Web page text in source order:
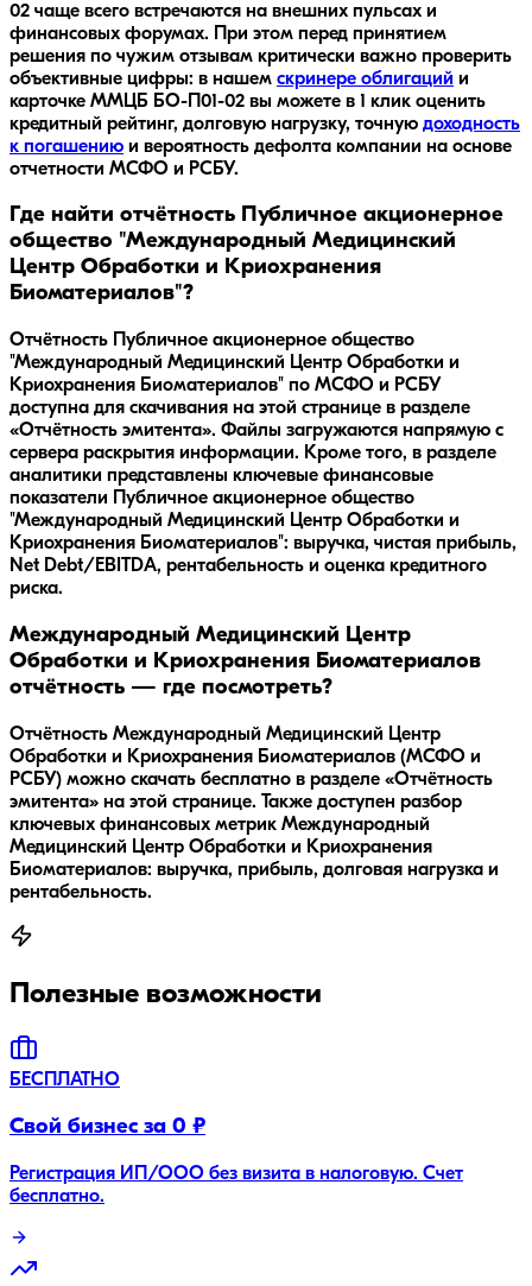
02 чаще всего встречаются на внешних пульсах и
финансовых форумах. При этом перед принятием
решения по чужим отзывам критически важно проверить
объективные цифры: в нашем скринере облигаций и
карточке ММЦБ БО-П01-02 вы можете в 1 клик оценить
кредитный рейтинг, долговую нагрузку, точную доходность
к погашению и вероятность дефолта компании на основе
отчетности МСФО и РСБУ.
Где найти отчётность Публичное акционерное
общество "Международный Медицинский
Центр Обработки и Криохранения
Биоматериалов"?
Отчётность Публичное акционерное общество
"Международный Медицинский Центр Обработки и
Криохранения Биоматериалов" по МСФО и РСБУ
доступна для скачивания на этой странице в разделе
«Отчётность эмитента». Файлы загружаются напрямую с
сервера раскрытия информации. Кроме того, в разделе
аналитики представлены ключевые финансовые
показатели Публичное акционерное общество
"Международный Медицинский Центр Обработки и
Криохранения Биоматериалов": выручка, чистая прибыль,
Net Debt/EBITDA, рентабельность и оценка кредитного
риска.
Международный Медицинский Центр
Обработки и Криохранения Биоматериалов
отчётность — где посмотреть?
Отчётность Международный Медицинский Центр
Обработки и Криохранения Биоматериалов (МСФО и
РСБУ) можно скачать бесплатно в разделе «Отчётность
эмитента» на этой странице. Также доступен разбор
ключевых финансовых метрик Международный
Медицинский Центр Обработки и Криохранения
Биоматериалов: выручка, прибыль, долговая нагрузка и
рентабельность.
Полезные возможности
БЕСПЛАТНО
Свой бизнес за 0 ₽
Регистрация ИП/ООО без визита в налоговую. Счет
бесплатно.